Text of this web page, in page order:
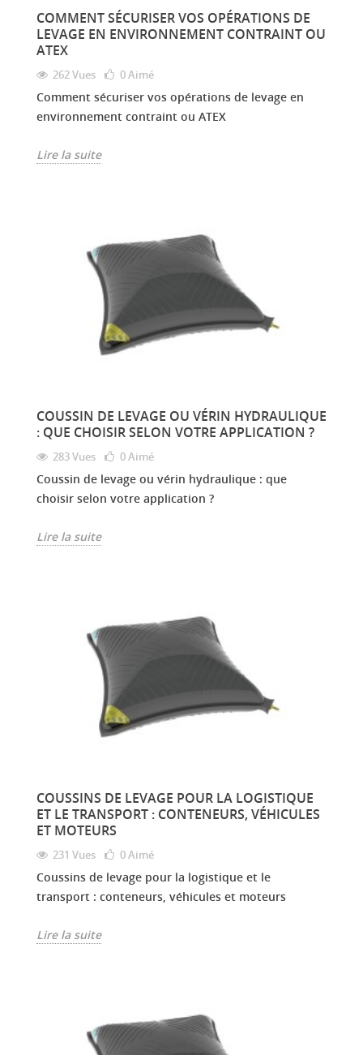
COMMENT SÉCURISER VOS OPÉRATIONS DE
LEVAGE EN ENVIRONNEMENT CONTRAINT OU
ATEX
262 Vues 0Aimé
Comment sécuriser vos opérations de levage en
environnement contraint ou ATEX
Lire la suite
COUSSIN DE LEVAGE OU VÉRIN HYDRAULIQUE
: QUE CHOISIR SELON VOTRE APPLICATION ?
283 Vues 0Aimé
Coussin de levage ou vérin hydraulique : que
choisir selon votre application ?
Lire la suite
COUSSINS DE LEVAGE POUR LA LOGISTIQUE
ET LE TRANSPORT : CONTENEURS, VÉHICULES
ET MOTEURS
231 Vues 0Aimé
Coussins de levage pour la logistique et le
transport : conteneurs, véhicules et moteurs
Lire la suite